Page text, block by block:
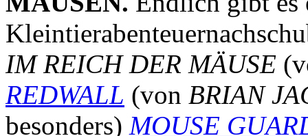
IM REICH DER MÄUSE
REDWALL (von BRIAN
besonders) MOUSE